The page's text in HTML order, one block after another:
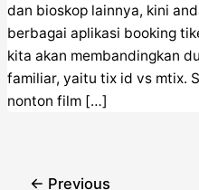
dan bioskop lainnya, kini
berbagai aplikasi booking
kita akan membandingkan
familiar, yaitu tix id vs mtix.
nonton film […]
Post← Previous